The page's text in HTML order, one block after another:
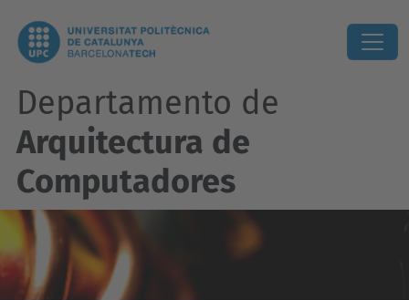
Departamento de
Arquitectura de
Computadores